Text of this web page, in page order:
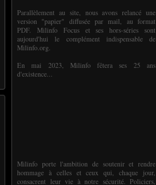
Parallèlement au site, nous avons relancé une
version "papier" diffusée par mail, au format
PDF. Milinfo Focus et ses hors-séries sont
aujourd'hui le complément indispensable de
Milinfo.org.
En mai 2023, Milinfo fêtera ses 25 ans
d'existence...
Milinfo porte l'ambition de soutenir et rendre
hommage à celles et ceux qui, chaque jour,
consacrent leur vie à notre sécurité. Policiers,